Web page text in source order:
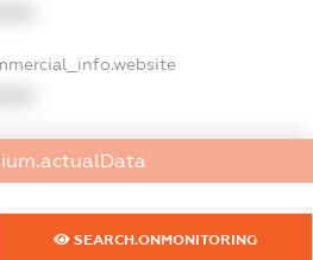
SEARCH.ONMONITORING